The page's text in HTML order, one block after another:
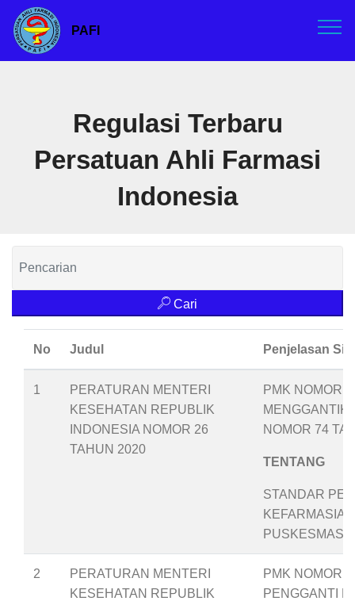
PAFI
Regulasi Terbaru
Persatuan Ahli Farmasi
Indonesia
Cari
No Judul Penjelasan
1
PERATURAN MENTERI
KESEHATAN REPUBLIK
INDONESIA NOMOR 26
TAHUN 2020
PMK NOMOR
NOMOR 74
TENTANG
STANDAR
PUSKESMAS
2
PERATURAN MENTERI
KESEHATAN REPUBLIK
PMK NOMOR
PENGGANTI